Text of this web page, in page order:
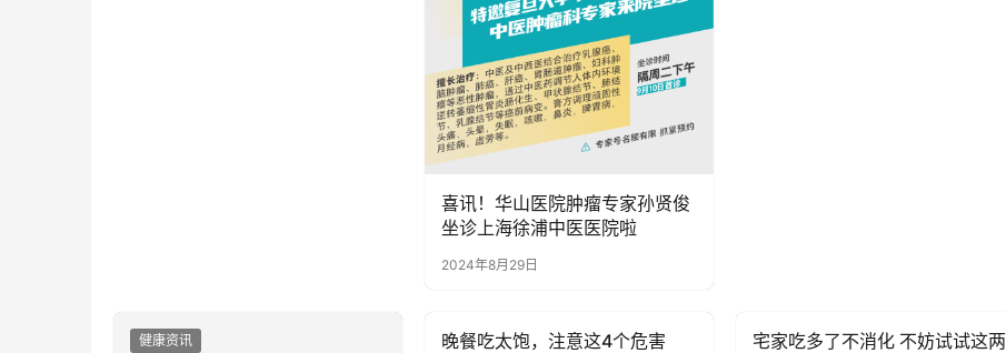
喜讯！华山医院肿瘤专家孙贤俊
坐诊上海徐浦中医医院啦
2024年8月29日
健康资讯 健康资讯
晚餐吃太饱，注意这4个危害 健康资讯
宅家吃多了不消化 不妨试试这两